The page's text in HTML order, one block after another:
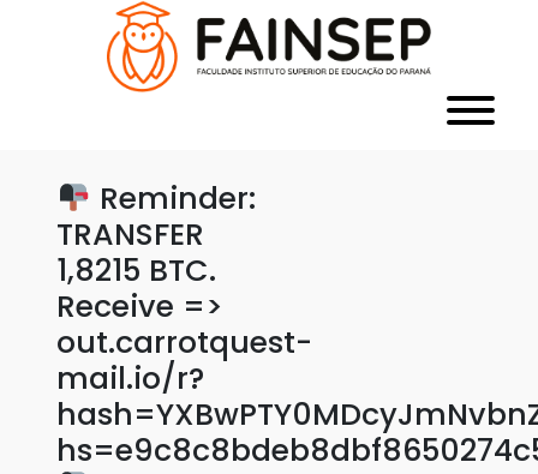
Reminder:
TRANSFER
1,8215 BTC.
Receive =>
out.carrotquest-
mail.io/r?